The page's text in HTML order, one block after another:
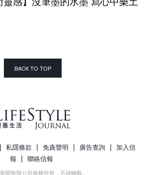
BACK TO TOP
| 私隱條款 | 免責聲明 | 廣告查詢 | 加入信
報 | 聯絡信報
聞有限公司版權所有，不得轉載。